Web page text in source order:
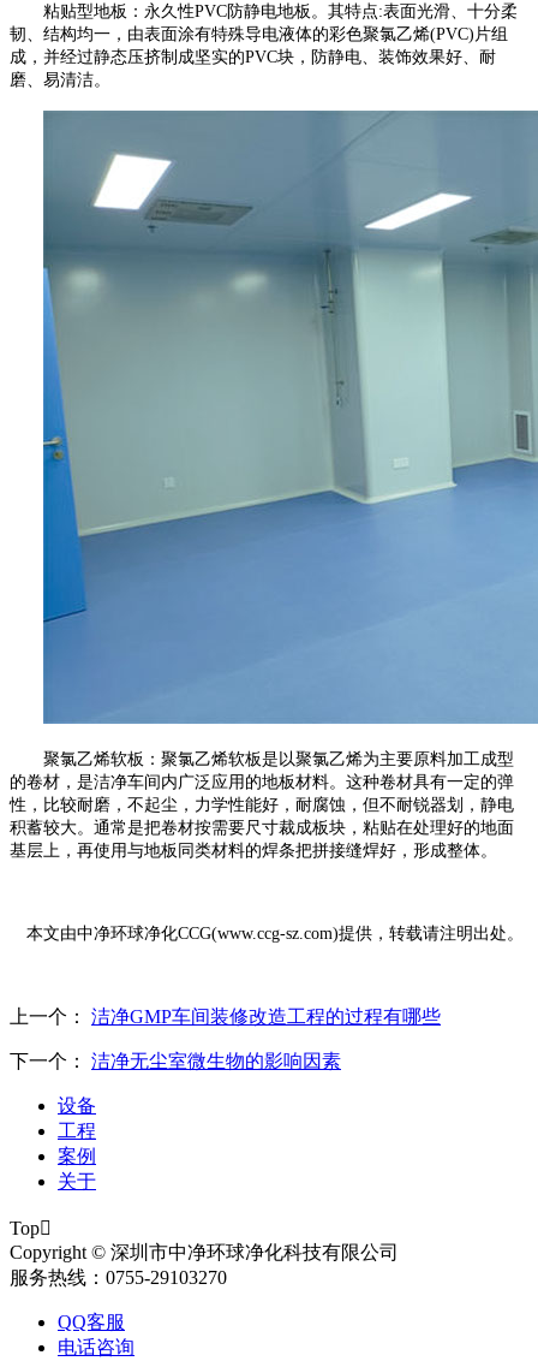
粘贴型地板：永久性PVC防静电地板。其特点:表面光滑、十分柔
韧、结构均一，由表面涂有特殊导电液体的彩色聚氯乙烯(PVC) 片组
成，并经过静态压挤制成坚实的PVC块，防静电、装饰效果好、耐
磨、易清洁。
聚氯乙烯软板：聚氯乙烯软板是以聚氯乙烯为主要原料加工成型
的卷材，是洁净车间内广泛应用的地板材料。这种卷材具有一定的弹
性，比较耐磨，不起尘，力学性能好，耐腐蚀，但不耐锐器划，静电
积蓄较大。通常是把卷材按需要尺寸裁成板块，粘贴在处理好的地面
基层上，再使用与地板同类材料的焊条把拼接缝焊好，形成整体。
本文由中净环球净化CCG(www.ccg-sz.com)提供，转载请注明出处。
上一个： 洁净GMP车间装修改造工程的过程有哪些
下一个： 洁净无尘室微生物的影响因素
设备
工程
案例
关于
Top
Copyright © 深圳市中净环球净化科技有限公司
服务热线：0755-29103270
QQ客服
电话咨询